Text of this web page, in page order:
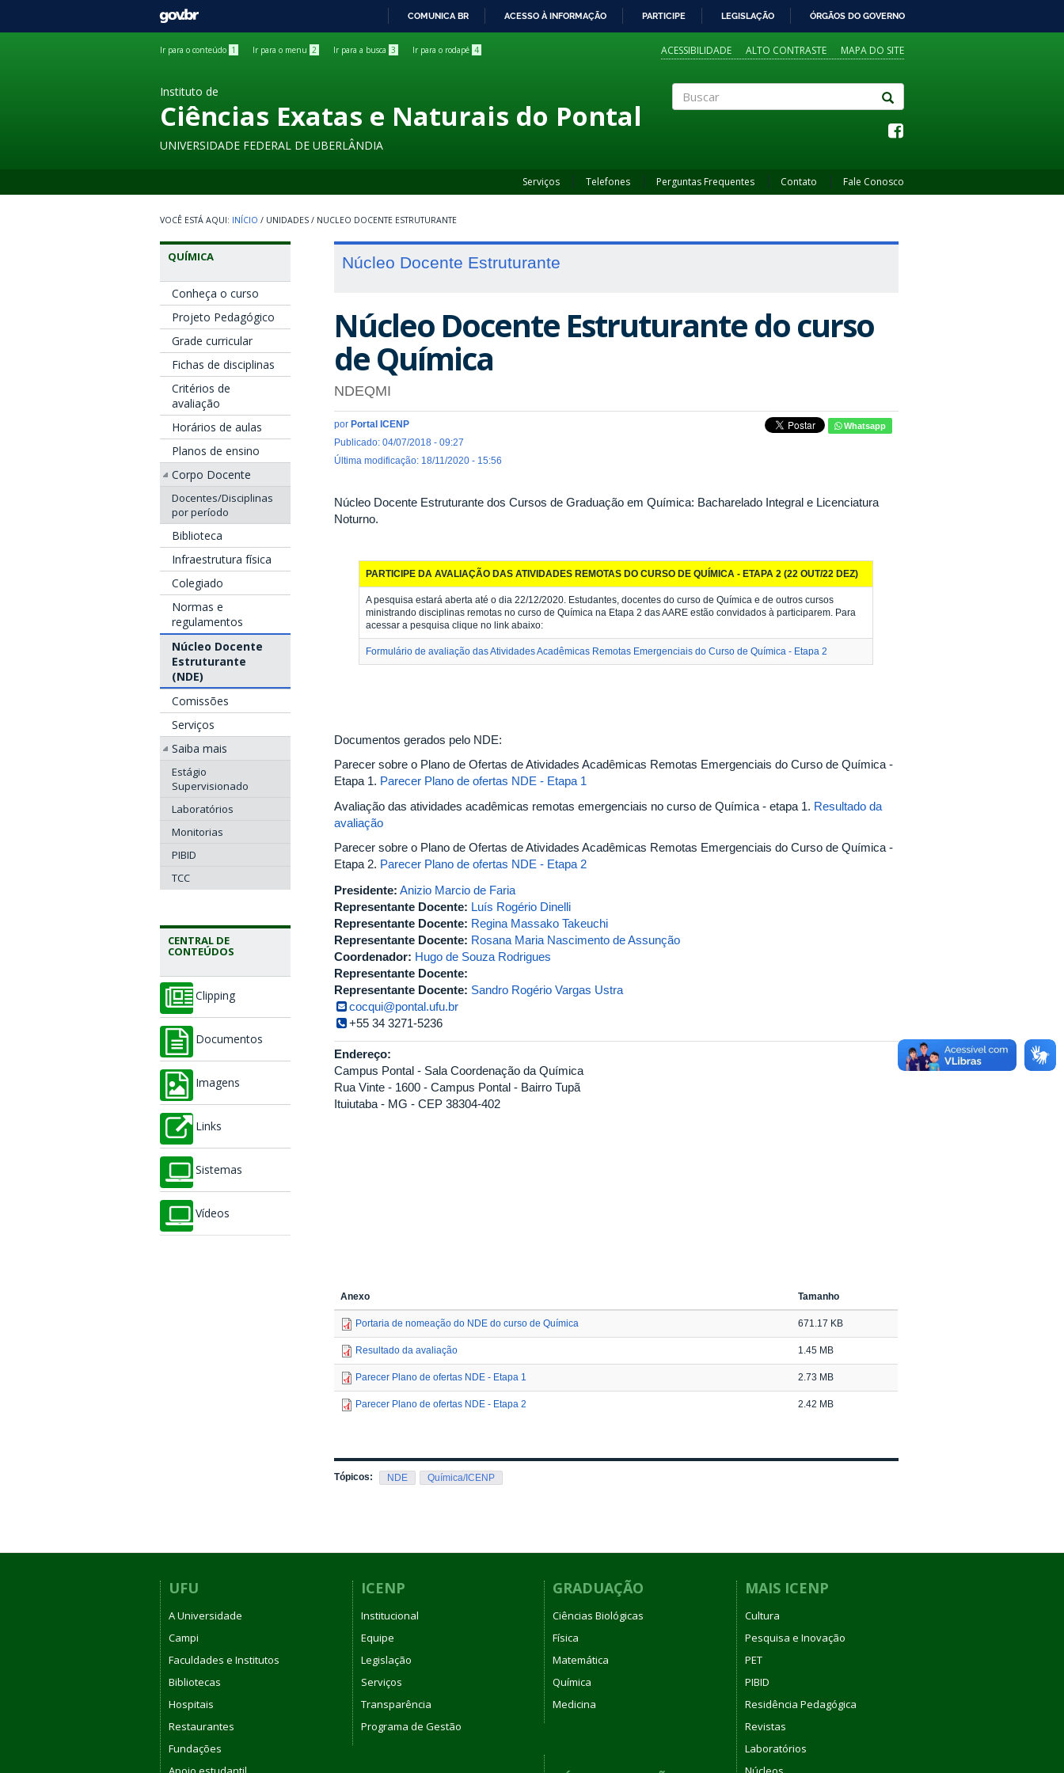
GOVBR
COMUNICA BR ACESSO À INFORMAÇÃO PARTICIPE LEGISLAÇÃO ÓRGÃOS DO GOVERNO
Ir para o conteúdo 1 Ir para o menu 2 Ir para a busca 3 Ir para o rodapé 4 ACESSIBILIDADE ALTO CONTRASTE MAPA DO SITE
Instituto de
Ciências Exatas e Naturais do Pontal
UNIVERSIDADE FEDERAL DE UBERLÂNDIA
Serviços Telefones Perguntas Frequentes Contato Fale Conosco
INÍCIO / UNIDADES / NUCLEO DOCENTE ESTRUTURANTE
QUÍMICA
Conheça o curso
Projeto Pedagógico
Grade curricular
Fichas de disciplinas
Critérios de
avaliação
Horários de aulas
Planos de ensino
Corpo Docente
Docentes/Disciplinas
por período
Biblioteca
Infraestrutura física
Colegiado
Normas e
regulamentos
Núcleo Docente
Estruturante
(NDE)
Comissões
Serviços
Saiba mais
Estágio
Supervisionado
Laboratórios
Monitorias
PIBID
TCC
CENTRAL DE
CONTEÚDOS
Clipping
Documentos
Imagens
Links
Sistemas
Vídeos
Núcleo Docente Estruturante
Núcleo Docente Estruturante do curso
de Química
NDEQMI
por Portal ICENP
Publicado: 04/07/2018 - 09:27
Última modificação: 18/11/2020 - 15:56
Whatsapp
Núcleo Docente Estruturante dos Cursos de Graduação em Química: Bacharelado Integral e Licenciatura
Noturno.
PARTICIPE DA AVALIAÇÃO DAS ATIVIDADES REMOTAS DO CURSO DE QUÍMICA - ETAPA 2 (22 OUT/22 DEZ)
A pesquisa estará aberta até o dia 22/12/2020. Estudantes, docentes do curso de Química e de outros cursos
ministrando disciplinas remotas no curso de Química na Etapa 2 das AARE estão convidados à participarem. Para
acessar a pesquisa clique no link abaixo:
Formulário de avaliação das Atividades Acadêmicas Remotas Emergenciais do Curso de Química - Etapa 2
Documentos gerados pelo NDE:
Parecer sobre o Plano de Ofertas de Atividades Acadêmicas Remotas Emergenciais do Curso de Química -
Etapa 1. Parecer Plano de ofertas NDE - Etapa 1
Avaliação das atividades acadêmicas remotas emergenciais no curso de Química - etapa 1. Resultado da
avaliação
Parecer sobre o Plano de Ofertas de Atividades Acadêmicas Remotas Emergenciais do Curso de Química -
Etapa 2. Parecer Plano de ofertas NDE - Etapa 2
Presidente: Anizio Marcio de Faria
Representante Docente: Luís Rogério Dinelli
Representante Docente: Regina Massako Takeuchi
Representante Docente: Rosana Maria Nascimento de Assunção
Coordenador: Hugo de Souza Rodrigues
Representante Docente:
Representante Docente: Sandro Rogério Vargas Ustra
cocqui@pontal.ufu.br
+55 34 3271-5236
Endereço:
Campus Pontal - Sala Coordenação da Química
Rua Vinte - 1600 - Campus Pontal - Bairro Tupã
Ituiutaba - MG - CEP 38304-402
Anexo Tamanho
Portaria de nomeação do NDE do curso de Química 671.17 KB
Resultado da avaliação 1.45 MB
Parecer Plano de ofertas NDE - Etapa 1 2.73 MB
Parecer Plano de ofertas NDE - Etapa 2 2.42 MB
Tópicos: NDE Química/ICENP
UFU
A Universidade
Campi
Faculdades e Institutos
Bibliotecas
Hospitais
Restaurantes
Fundações
ICENP
Institucional
Equipe
Legislação
Serviços
Transparência
Programa de Gestão
GRADUAÇÃO
Ciências Biológicas
Física
Matemática
Química
Medicina
MAIS ICENP
Cultura
Pesquisa e Inovação
PET
PIBID
Residência Pedagógica
Revistas
Laboratórios